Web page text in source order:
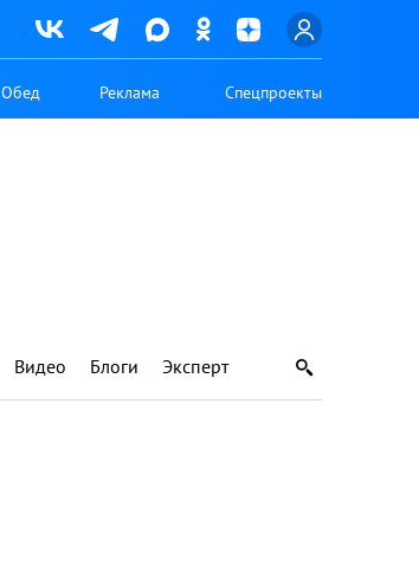
Обед Реклама Спецпроекты
Видео Блоги Эксперт